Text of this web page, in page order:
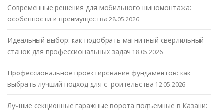
Современные решения для мобильного шиномонтажа:
особенности и преимущества 28.05.2026
Идеальный выбор: как подобрать магнитный сверлильный
станок для профессиональных задач 18.05.2026
Профессиональное проектирование фундаментов: как
выбрать лучший подход для строительства 12.05.2026
Лучшие секционные гаражные ворота подъемные в Казани: